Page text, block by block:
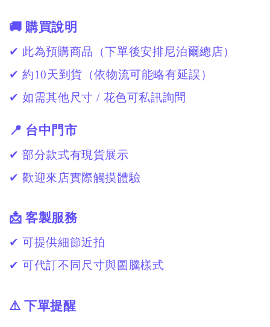
🚚 購買說明
✔ 此為預購商品（下單後安排尼泊爾總店）
✔ 約10天到貨（依物流可能略有延誤）
✔ 如需其他尺寸 / 花色可私訊詢問
📍 台中門市
✔ 部分款式有現貨展示
✔ 歡迎來店實際觸摸體驗
📩 客製服務
✔ 可提供細節近拍
✔ 可代訂不同尺寸與圖騰樣式
⚠️ 下單提醒